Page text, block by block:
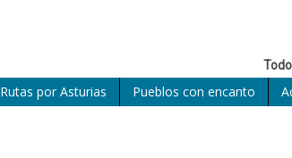
Rutas por Asturias Pueblos con encanto